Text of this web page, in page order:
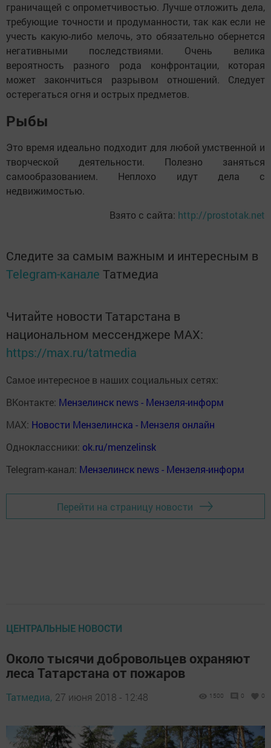
граничащей с опрометчивостью. Лучше отложить дела,
требующие точности и продуманности, так как если не
учесть какую-либо мелочь, это обязательно обернется
негативными последствиями. Очень велика
вероятность разного рода конфронтации, которая
может закончиться разрывом отношений. Следует
остерегаться огня и острых предметов.
Рыбы
Это время идеально подходит для любой умственной и
творческой деятельности. Полезно заняться
самообразованием. Неплохо идут дела с
недвижимостью.
Взято с сайта: http://prostotak.net
Следите за самым важным и интересным в
Telegram-канале Татмедиа
Читайте новости Татарстана в
национальном мессенджере MАХ:
https://max.ru/tatmedia
Самое интересное в наших социальных сетях:
ВКонтакте: Мензелинск news - Мензеля-информ
MAX: Новости Мензелинска - Мензеля онлайн
Одноклассники: ok.ru/menzelinsk
Telegram-канал: Мензелинск news - Мензеля-информ
Перейти на страницу новости
ЦЕНТРАЛЬНЫЕ НОВОСТИ
Около тысячи добровольцев охраняют
леса Татарстана от пожаров
Татмедиа, 27 июня 2018 - 12:48 1500 0 0